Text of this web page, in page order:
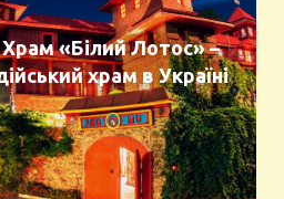
«Білий Лотос» –
храм в Україні